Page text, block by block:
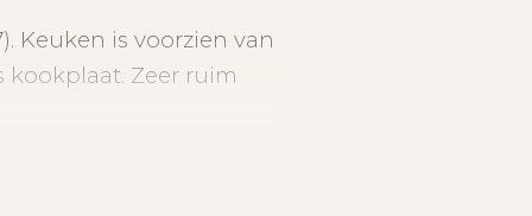
Keuken is voorzien van
kookplaat. Zeer ruim